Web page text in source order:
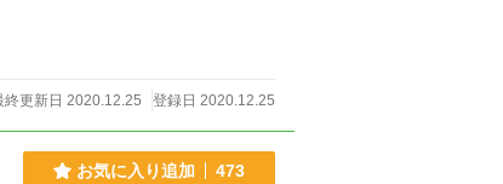
終更新日 2020.12.25 登録日 2020.12.25
お気に入り追加 473